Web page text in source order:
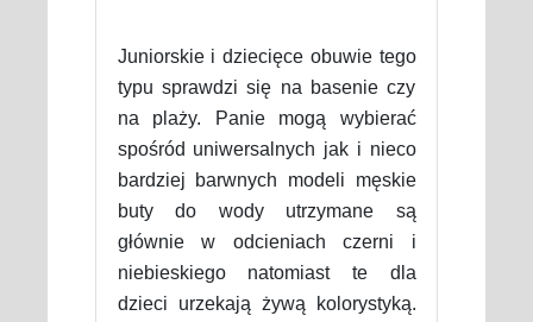
Juniorskie i dziecięce obuwie tego
typu sprawdzi się na basenie czy
na plaży. Panie mogą wybierać
spośród uniwersalnych jak i nieco
bardziej barwnych modeli męskie
buty do wody utrzymane są
głównie w odcieniach czerni i
niebieskiego natomiast te dla
dzieci urzekają żywą kolorystyką.